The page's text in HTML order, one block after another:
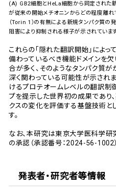
(A) GB2細胞とHeLa細胞から同定された
が従来の開始メチオニンからどの程度離
（Torin 1）の有無による新規タンパク質の
阻害により抑制される様子が示されています
これらの「隠れた翻訳開始」によ
備わっているべき機能ドメインを
合が多く、そのようなタンパク質
深く関わっている可能性が示され
けるプロテオームレベルの翻訳制
プを提示した世界初の成果であり
クスの変化を評価する基盤技術と
す。
なお、本研究は東京大学医科学
の承認（承認番号：2024-56-1002
発表者・研究者等情報